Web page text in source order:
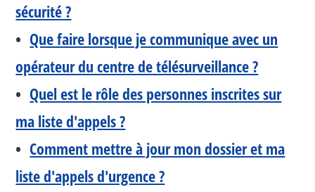
sécurité ?
• Que faire lorsque je communique avec un
opérateur du centre de télésurveillance ?
• Quel est le rôle des personnes inscrites sur
ma liste d'appels ?
• Comment mettre à jour mon dossier et ma
liste d'appels d'urgence ?